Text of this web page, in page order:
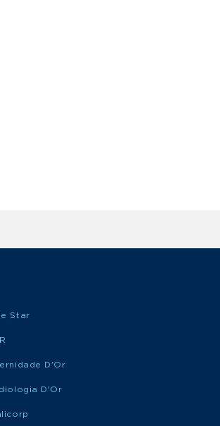
Star
D'Or
D'Or